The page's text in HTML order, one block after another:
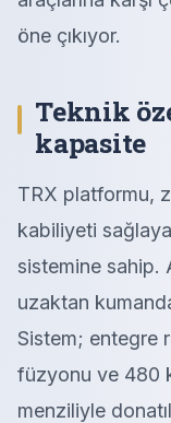
öne çıkıyor.
Teknik
kapasite
TRX platformu,
kabiliyeti
sistemine sahip.
uzaktan
Sistem; entegre
füzyonu ve 480
menziliyle